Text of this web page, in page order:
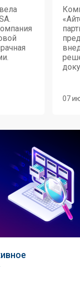
07